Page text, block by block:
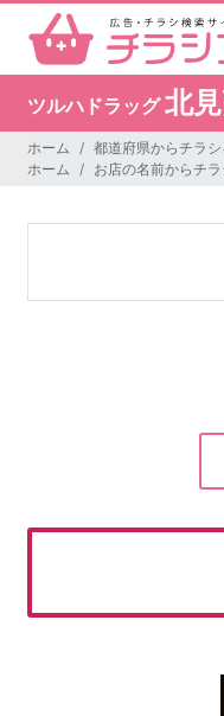
ツルハドラッグ北
ホーム 都道府県からチラ
ホーム
お店の名前からチ